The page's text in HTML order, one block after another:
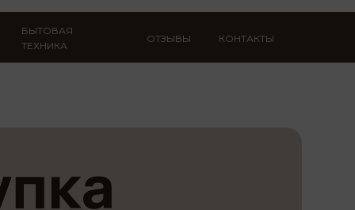
БЫТОВАЯ
ТЕХНИКА
ОТЗЫВЫ КОНТАКТЫ